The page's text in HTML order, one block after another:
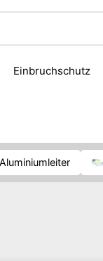
Einbruchschutz
Aluminiumleiter